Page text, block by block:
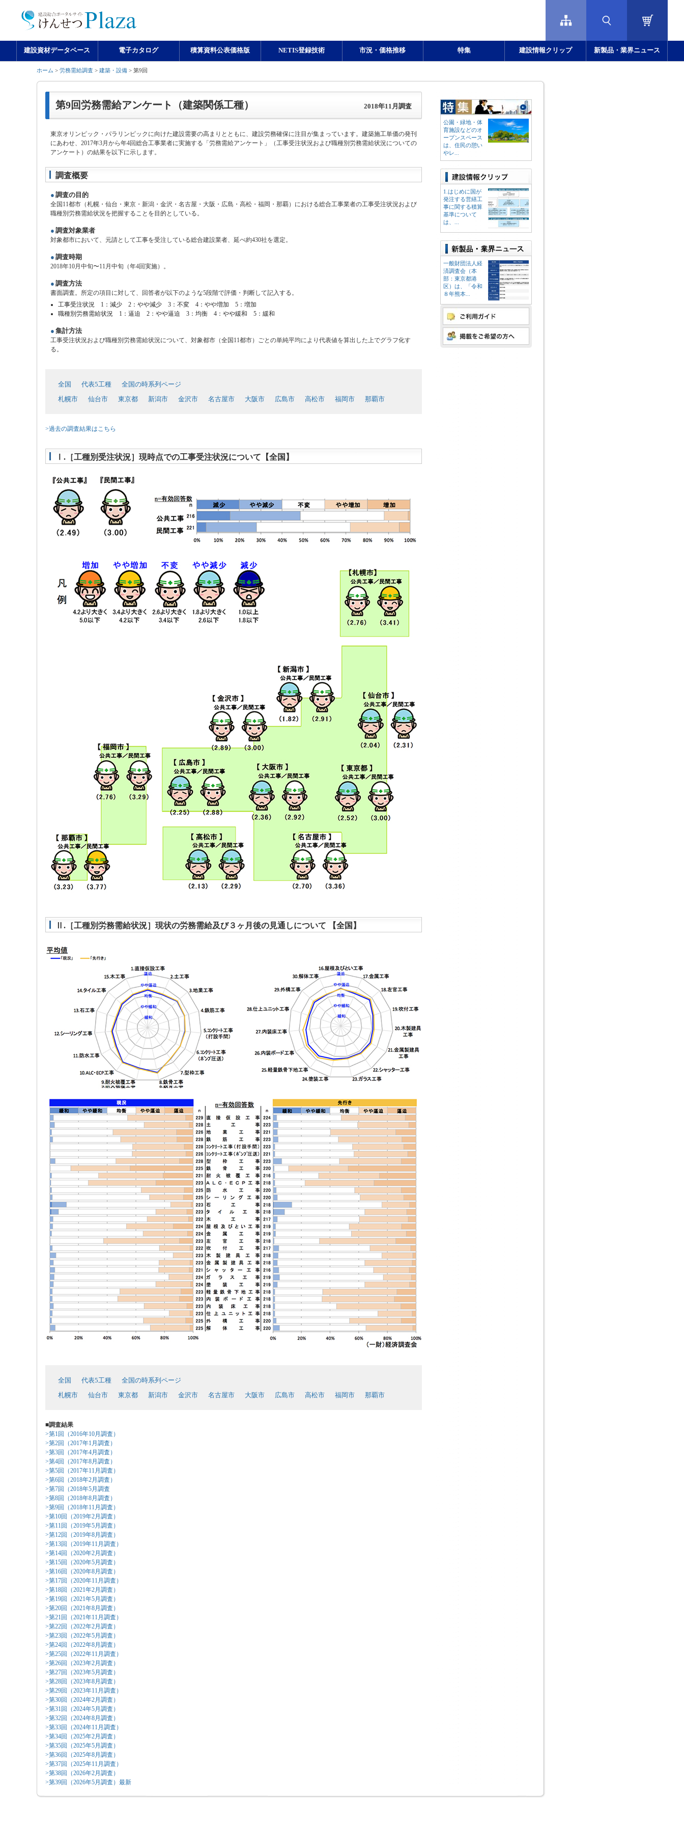
建設資材データベース 電子カタログ 積算資料公表価格版 NETIS登録技術 市況・価格推移 特集 建設情報クリップ 新製品・業界ニュース
ホーム > 労務需給調査 > 建築・設備 > 第9回
第9回労務需給アンケート（建築関係工種） 2018年11月調査
東京オリンピック・パラリンピックに向けた建設需要の高まりとともに、建設労務確保に注目が集まっています。建築施工単価の発刊
にあわせ、2017年3月から年4回総合工事業者に実施する「労務需給アンケート」（工事受注状況および職種別労務需給状況についての
アンケート）の結果を以下に示します。
調査概要
● 調査の目的
全国11都市（札幌・仙台・東京・新潟・金沢・名古屋・大阪・広島・高松・福岡・那覇）における総合工事業者の工事受注状況および
職種別労務需給状況を把握することを目的としている。
● 調査対象業者
対象都市において、元請として工事を受注している総合建設業者、延べ約430社を選定。
● 調査時期
2018年10月中旬〜11月中旬（年4回実施）。
● 調査方法
書面調査。所定の項目に対して、回答者が以下のような5段階で評価・判断して記入する。
工事受注状況 1：減少 2：やや減少 3：不変 4：やや増加 5：増加
職種別労務需給状況 1：逼迫 2：やや逼迫 3：均衡 4：やや緩和 5：緩和
● 集計方法
工事受注状況および職種別労務需給状況について、対象都市（全国11都市）ごとの単純平均により代表値を算出した上でグラフ化す
る。
全国 代表5工種
全国の時系列ページ
札幌市
仙台市 東京都 新潟市 金沢市 名古屋市 大阪市 広島市 高松市 福岡市 那覇市
>過去の調査結果はこちら
Ⅰ.［工種別受注状況］現時点での工事受注状況について【全国】
Ⅱ.［工種別労務需給状況］現状の労務需給及び３ヶ月後の見通しについて 【全国】
全国 代表5工種
全国の時系列ページ
札幌市
仙台市 東京都 新潟市 金沢市 名古屋市 大阪市 広島市 高松市 福岡市 那覇市
■調査結果
>第1回（2016年10月調査）
>第2回（2017年1月調査）
>第3回（2017年4月調査）
>第4回（2017年8月調査）
>第5回（2017年11月調査）
>第6回（2018年2月調査）
>第7回（2018年5月調査
>第8回（2018年8月調査）
>第9回（2018年11月調査）
>第10回（2019年2月調査）
>第11回（2019年5月調査）
>第12回（2019年8月調査）
>第13回（2019年11月調査）
>第14回（2020年2月調査）
>第15回（2020年5月調査）
>第16回（2020年8月調査）
>第17回（2020年11月調査）
>第18回（2021年2月調査）
>第19回（2021年5月調査）
>第20回（2021年8月調査）
>第21回（2021年11月調査）
>第22回（2022年2月調査）
>第23回（2022年5月調査）
>第24回（2022年8月調査）
>第25回（2022年11月調査）
>第26回（2023年2月調査）
>第27回（2023年5月調査）
>第28回（2023年8月調査）
>第29回（2023年11月調査）
>第30回（2024年2月調査）
>第31回（2024年5月調査）
>第32回（2024年8月調査）
>第33回（2024年11月調査）
>第34回（2025年2月調査）
>第35回（2025年5月調査）
>第36回（2025年8月調査）
>第37回（2025年11月調査）
>第38回（2026年2月調査）
>第39回（2026年5月調査）最新
公園・緑地・体
育施設などのオ
ープンスペース
は、住民の憩い
やレ...
1.はじめに国が
発注する営繕工
事に関する積算
基準について
は、...
一般財団法人経
済調査会（本
部：東京都港
区）は、「令和
８年熊本...